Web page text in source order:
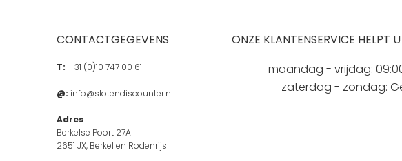
CONTACTGEGEVENS
T: + 31 (0)10 747 00 61
@: info@slotendiscounter.nl
Adres
Berkelse Poort 27A
2651 JX, Berkel en Rodenrijs
ONZE KLANTENSERVICE HELPT
maandag - vrijdag:
zaterdag - zondag: